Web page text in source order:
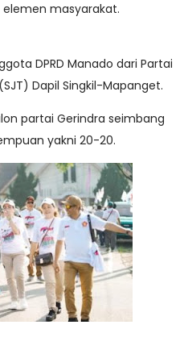
masyarakat.
DPRD Manado dari Partai
Dapil Singkil-Mapanget.
partai Gerindra seimbang
yakni 20-20.